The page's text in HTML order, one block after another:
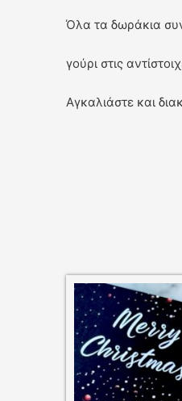
Όλα τα δωράκια
γούρι στις
Αγκαλιάστε και